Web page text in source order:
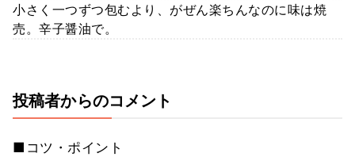
小さく一つずつ包むより、がぜん楽ちんなのに味は焼
売。辛子醤油で。
投稿者からのコメント
■コツ・ポイント